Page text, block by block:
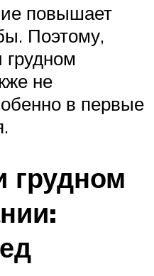
повышает
Поэтому,
не
в первые
грудном